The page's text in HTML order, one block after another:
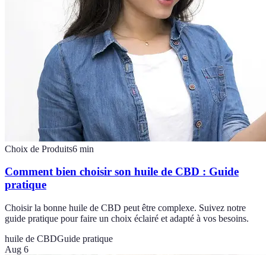
Choix de Produits6 min
Comment bien choisir son huile de CBD : Guide
pratique
Choisir la bonne huile de CBD peut être complexe. Suivez notre
guide pratique pour faire un choix éclairé et adapté à vos besoins.
huile de CBDGuide pratique
Aug 6